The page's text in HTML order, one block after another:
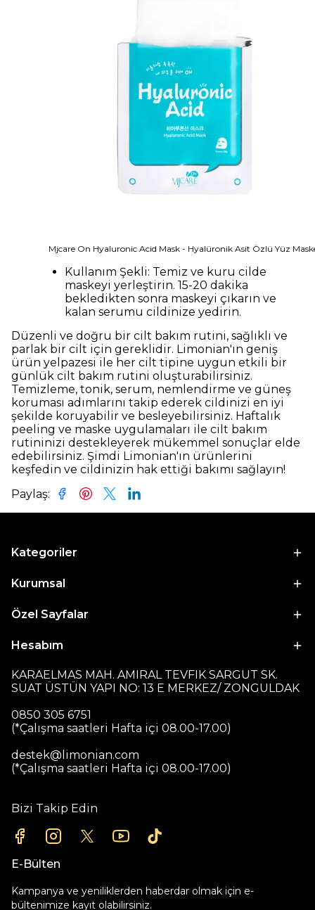
Mjcare On Hyaluronic Acid Mask - Hyalüronik Asit Özlü Yüz
Kullanım Şekli: Temiz ve kuru cilde
maskeyi yerleştirin. 15-20 dakika
bekledikten sonra maskeyi çıkarın ve
kalan serumu cildinize yedirin.
Düzenli ve doğru bir cilt bakım rutini, sağlıklı ve
parlak bir cilt için gereklidir. Limonian'ın geniş
ürün yelpazesi ile her cilt tipine uygun etkili bir
günlük cilt bakım rutini oluşturabilirsiniz.
Temizleme, tonik, serum, nemlendirme ve güneş
koruması adımlarını takip ederek cildinizi en iyi
şekilde koruyabilir ve besleyebilirsiniz. Haftalık
peeling ve maske uygulamaları ile cilt bakım
rutininizi destekleyerek mükemmel sonuçlar elde
edebilirsiniz. Şimdi Limonian'ın ürünlerini
keşfedin ve cildinizin hak ettiği bakımı sağlayın!
Paylaş:
Kategoriler
Kurumsal
Özel Sayfalar
Hesabım
KARAELMAS MAH. AMIRAL TEVFIK SARGUT SK.
SUAT ÜSTÜN YAPI NO: 13 E MERKEZ/ ZONGULDAK
0850 305 6751
(*Çalışma saatleri Hafta içi 08.00-17.00)
destek@limonian.com
(*Çalışma saatleri Hafta içi 08.00-17.00)
Bizi Takip Edin
E-Bülten
Kampanya ve yeniliklerden haberdar olmak için e-
bültenimize kayıt olabilirsiniz.